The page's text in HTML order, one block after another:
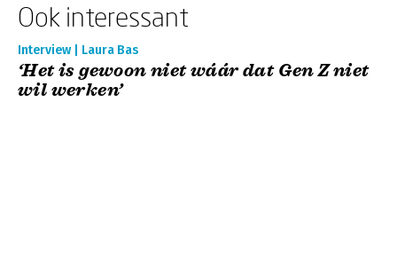
Ook interessant
Interview | Laura Bas
‘Het is gewoon niet wáár dat Gen Z niet
wil werken’